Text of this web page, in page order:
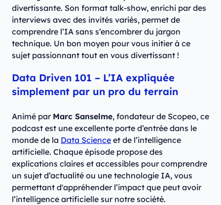
divertissante. Son format talk-show, enrichi par des
interviews avec des invités variés, permet de
comprendre l’IA sans s’encombrer du jargon
technique. Un bon moyen pour vous initier à ce
sujet passionnant tout en vous divertissant !
Data Driven 101 – L’IA expliquée
simplement par un pro du terrain
Animé par Marc Sanselme, fondateur de Scopeo, ce
podcast est une excellente porte d’entrée dans le
monde de la Data Science et de l’intelligence
artificielle. Chaque épisode propose des
explications claires et accessibles pour comprendre
un sujet d’actualité ou une technologie IA, vous
permettant d'appréhender l’impact que peut avoir
l’intelligence artificielle sur notre société.